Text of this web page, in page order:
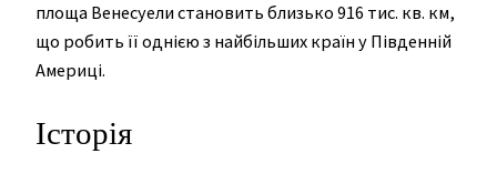
площа Венесуели становить близько 916 тис. кв. км,
що робить її однією з найбільших країн у Південній
Америці.
Історія